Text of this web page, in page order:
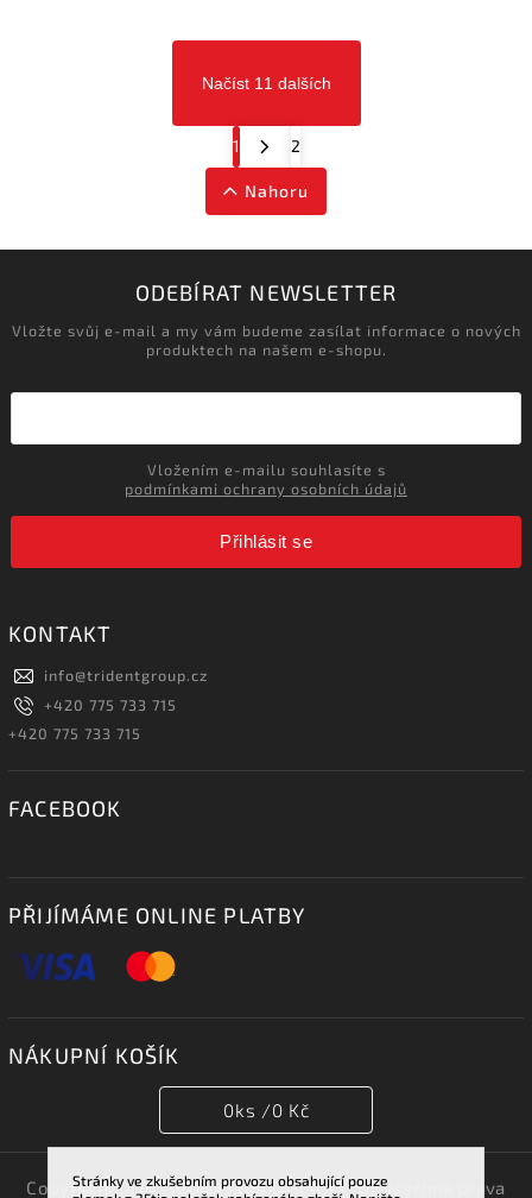
Stránky ve zkušebním provozu obsahující pouze
Načíst 11 dalších
1 2
Nahoru
ODEBÍRAT NEWSLETTER
Vložte svůj e-mail a my vám budeme zasílat informace o nových
produktech na našem e-shopu.
podmínkami ochrany osobních údajů
Přihlásit se
KONTAKT
info@tridentgroup.cz
+420 775 733 715
+420 775 733 715
FACEBOOK
PŘIJÍMÁME ONLINE PLATBY
NÁKUPNÍ KOŠÍK
0ks /0 Kč
Copyright 2026TRIDENT GROUP 007 s.r.o.. Všechna práva